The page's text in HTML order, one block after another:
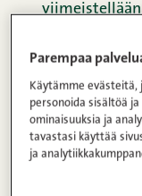
Jauhelihat,
Parempaa
Käytämme evästeitä,
personoida sisältöä
ominaisuuksia ja
tavastasi käyttää
ja